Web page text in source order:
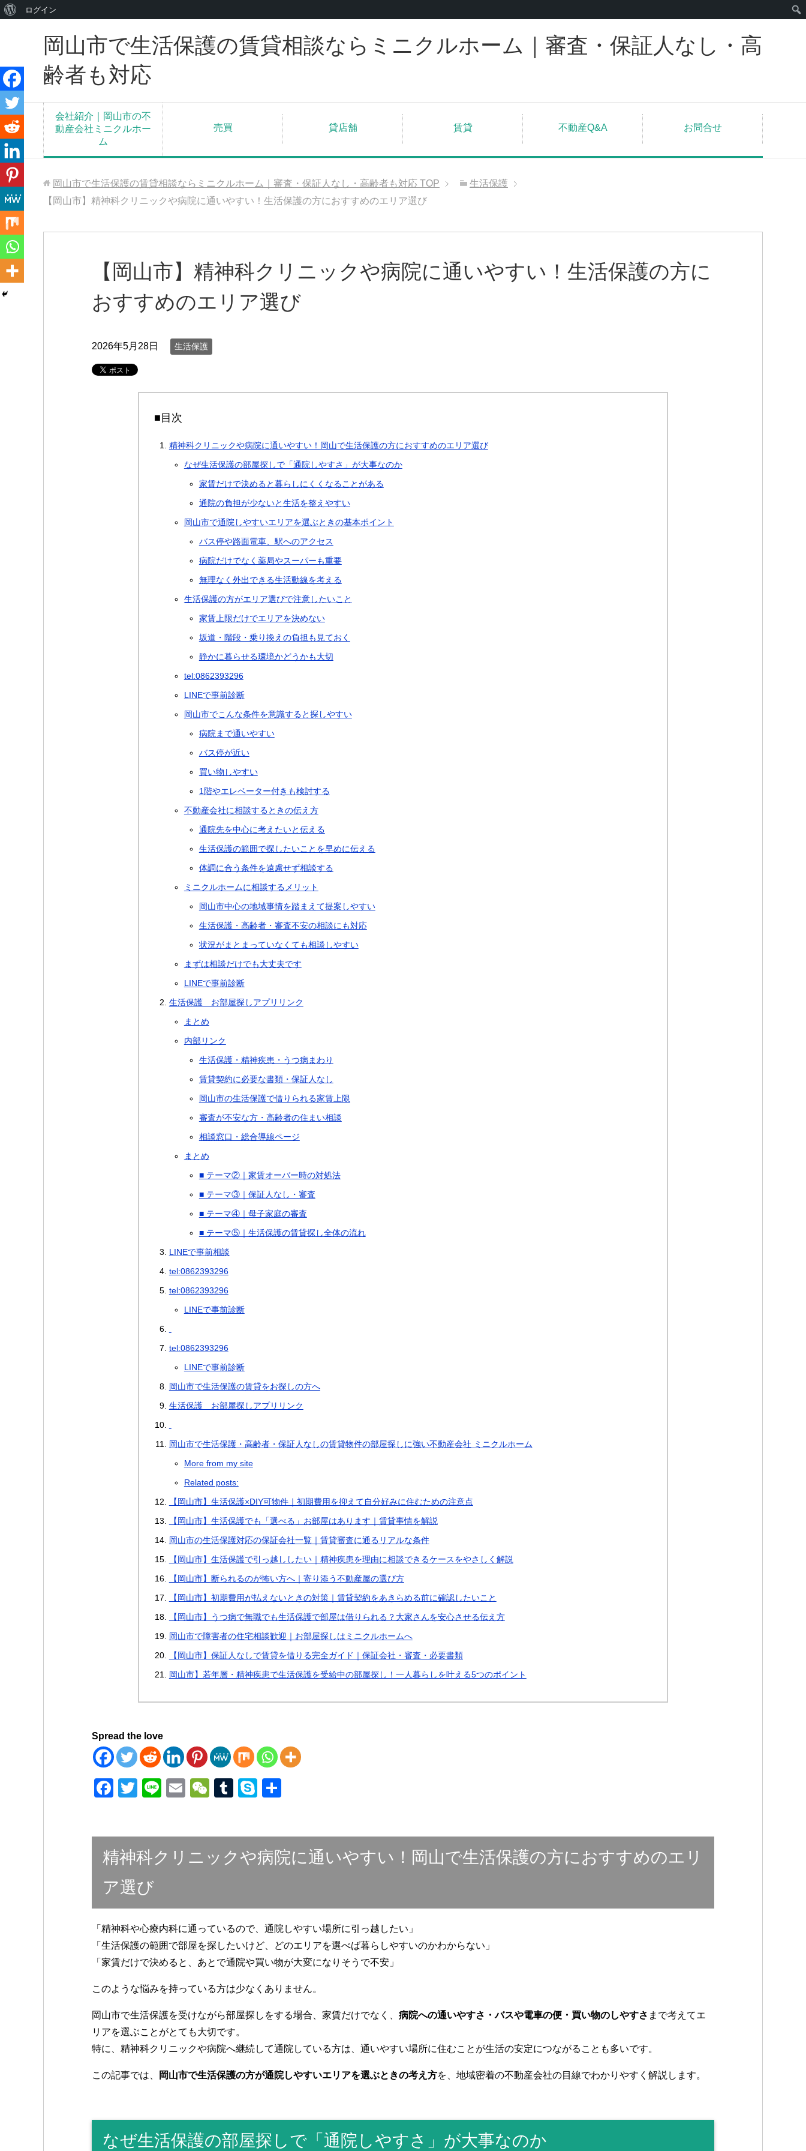
岡山市で生活保護の賃貸相談ならミニクルホーム｜審査・保証人なし・高
齢者も対応
会社紹介｜岡山市の不
動産会社ミニクルホー
ム
売買 貸店舗 賃貸 不動産Q&A お問合せ
岡山市で生活保護の賃貸相談ならミニクルホーム｜審査・保証人なし・高齢者も対応 TOP
生活保護
【岡山市】精神科クリニックや病院に通いやすい！生活保護の方におすすめのエリア選び
【岡山市】精神科クリニックや病院に通いやすい！生活保護の方に
おすすめのエリア選び
2026年5月28日 生活保護
■目次
精神科クリニックや病院に通いやすい！岡山で生活保護の方におすすめのエリア選び
なぜ生活保護の部屋探しで「通院しやすさ」が大事なのか
家賃だけで決めると暮らしにくくなることがある
通院の負担が少ないと生活を整えやすい
岡山市で通院しやすいエリアを選ぶときの基本ポイント
バス停や路面電車、駅へのアクセス
病院だけでなく薬局やスーパーも重要
無理なく外出できる生活動線を考える
生活保護の方がエリア選びで注意したいこと
家賃上限だけでエリアを決めない
坂道・階段・乗り換えの負担も見ておく
静かに暮らせる環境かどうかも大切
tel:0862393296
LINEで事前診断
岡山市でこんな条件を意識すると探しやすい
病院まで通いやすい
バス停が近い
買い物しやすい
1階やエレベーター付きも検討する
不動産会社に相談するときの伝え方
通院先を中心に考えたいと伝える
生活保護の範囲で探したいことを早めに伝える
体調に合う条件を遠慮せず相談する
ミニクルホームに相談するメリット
岡山市中心の地域事情を踏まえて提案しやすい
生活保護・高齢者・審査不安の相談にも対応
状況がまとまっていなくても相談しやすい
まずは相談だけでも大丈夫です
LINEで事前診断
生活保護 お部屋探しアプリリンク
まとめ
内部リンク
生活保護・精神疾患・うつ病まわり
賃貸契約に必要な書類・保証人なし
岡山市の生活保護で借りられる家賃上限
審査が不安な方・高齢者の住まい相談
相談窓口・総合導線ページ
まとめ
■ テーマ②｜家賃オーバー時の対処法
■ テーマ③｜保証人なし・審査
■ テーマ④｜母子家庭の審査
■ テーマ⑤｜生活保護の賃貸探し全体の流れ
LINEで事前相談
tel:0862393296
tel:0862393296
LINEで事前診断
tel:0862393296
LINEで事前診断
岡山市で生活保護の賃貸をお探しの方へ
生活保護 お部屋探しアプリリンク
岡山市で生活保護・高齢者・保証人なしの賃貸物件の部屋探しに強い不動産会社 ミニクルホーム
More from my site
Related posts:
【岡山市】生活保護×DIY可物件｜初期費用を抑えて自分好みに住むための注意点
【岡山市】生活保護でも「選べる」お部屋はあります｜賃貸事情を解説
岡山市の生活保護対応の保証会社一覧｜賃貸審査に通るリアルな条件
【岡山市】生活保護で引っ越ししたい｜精神疾患を理由に相談できるケースをやさしく解説
【岡山市】断られるのが怖い方へ｜寄り添う不動産屋の選び方
【岡山市】初期費用が払えないときの対策｜賃貸契約をあきらめる前に確認したいこと
【岡山市】うつ病で無職でも生活保護で部屋は借りられる？大家さんを安心させる伝え方
岡山市で障害者の住宅相談歓迎｜お部屋探しはミニクルホームへ
【岡山市】保証人なしで賃貸を借りる完全ガイド｜保証会社・審査・必要書類
岡山市】若年層・精神疾患で生活保護を受給中の部屋探し！一人暮らしを叶える5つのポイント
Spread the love
F
e
b
o
o
k
T
er
Li
E
W
at
T
bl
r
S
e
精神科クリニックや病院に通いやすい！岡山で生活保護の方におすすめのエリ
ア選び
「精神科や心療内科に通っているので、通院しやすい場所に引っ越したい」
「生活保護の範囲で部屋を探したいけど、どのエリアを選べば暮らしやすいのかわからない」
「家賃だけで決めると、あとで通院や買い物が大変になりそうで不安」
このような悩みを持っている方は少なくありません。
岡山市で生活保護を受けながら部屋探しをする場合、家賃だけでなく、 病院への通いやすさ・バスや電車の便・買い物のしやすさ まで考えてエ
リアを選ぶことがとても大切です。
特に、精神科クリニックや病院へ継続して通院している方は、通いやすい場所に住むことが生活の安定につながることも多いです。
この記事では、 岡山市で生活保護の方が通院しやすいエリアを選ぶときの考え方を、地域密着の不動産会社の目線でわかりやすく解説します。
なぜ生活保護の部屋探しで「通院しやすさ」が大事なのか
WordPress
い
て
ログイン